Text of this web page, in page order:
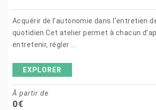
Acquérir de l’autonomie dans l’entretien
quotidien Cet atelier permet à chacun
entretenir, régler ...
EXPLORER
À partir de
0€